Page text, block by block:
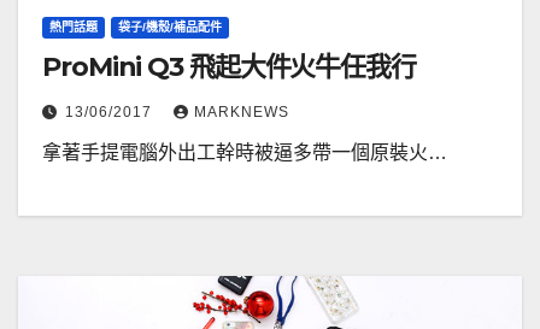
熱門話題 袋子/機殼/補品配件
ProMini Q3 飛起大件火牛任我行
13/06/2017 MARKNEWS
拿著手提電腦外出工幹時被逼多帶一個原裝火…